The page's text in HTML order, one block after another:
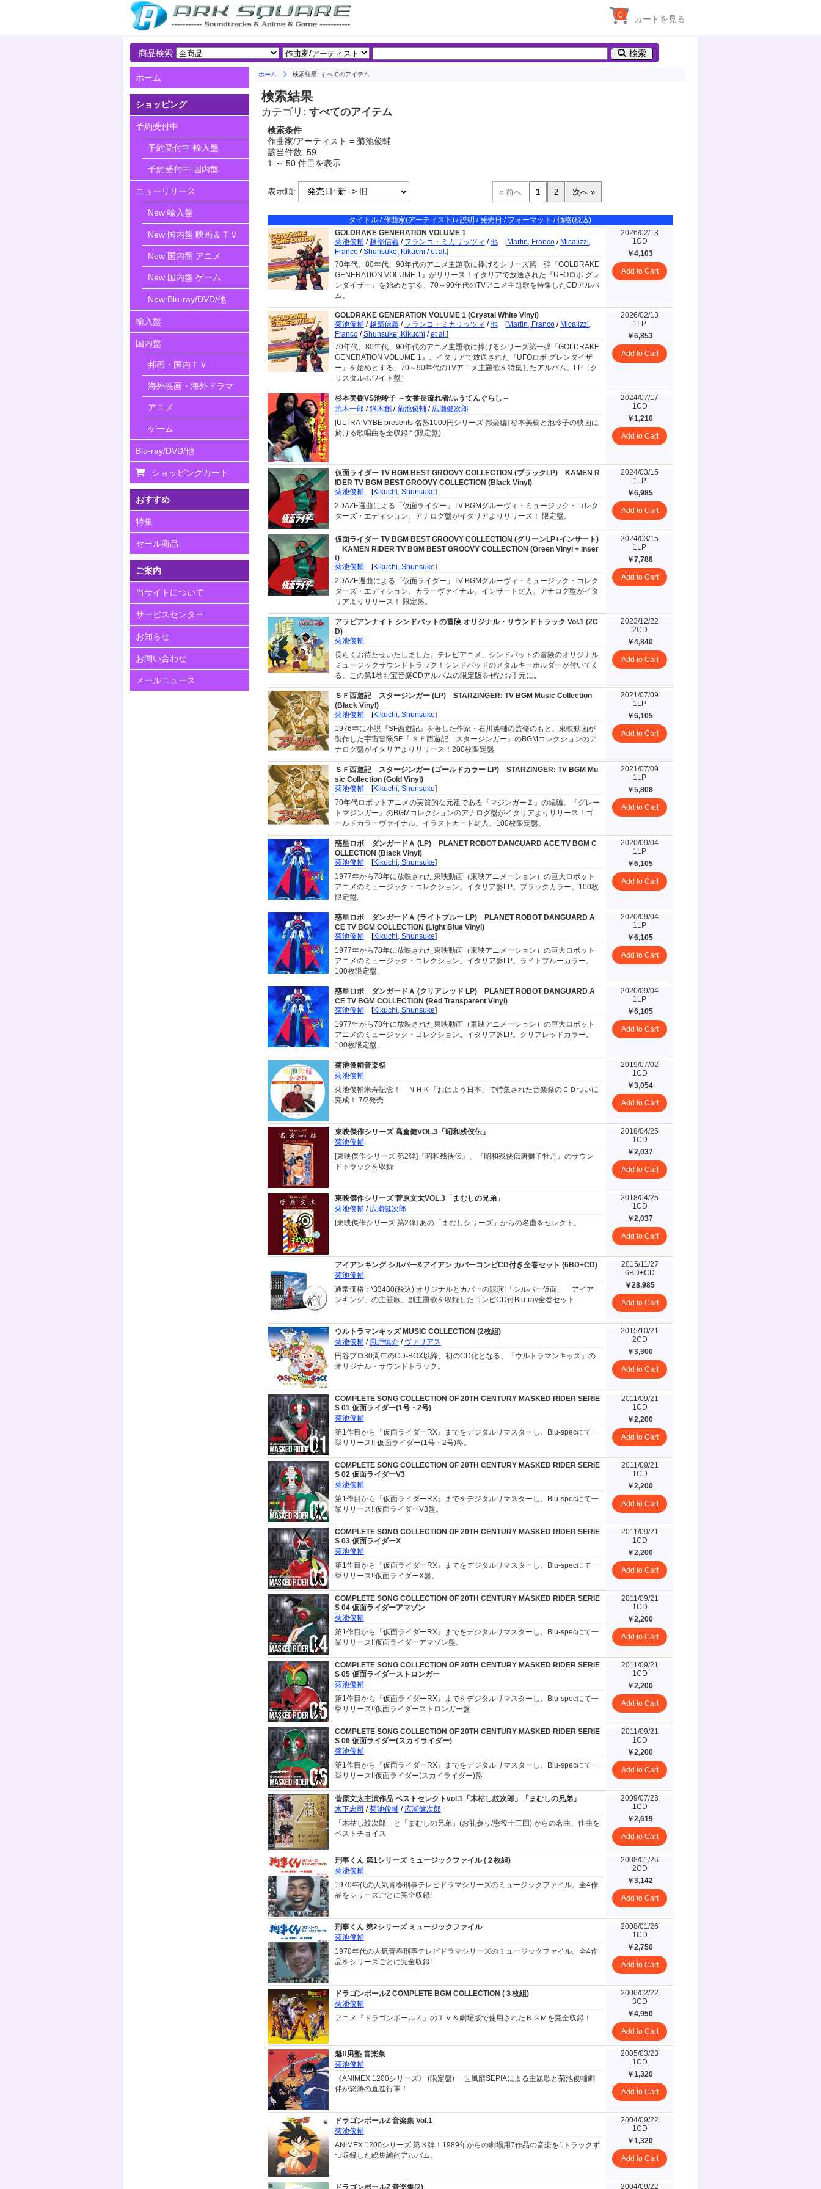
カートを見る
0
商品検索 検索
ホーム
ショッピング
予約受付中
予約受付中 輸入盤
予約受付中 国内盤
ニューリリース
New 輸入盤
New 国内盤 映画＆ＴＶ
New 国内盤 アニメ
New 国内盤 ゲーム
New Blu-ray/DVD/他
輸入盤
国内盤
邦画・国内ＴＶ
海外映画・海外ドラマ
アニメ
ゲーム
Blu-ray/DVD/他
ショッピングカート
おすすめ
特集
セール商品
ご案内
当サイトについて
サービスセンター
お知らせ
お問い合わせ
メールニュース
ホーム 検索結果: すべてのアイテム
検索結果
カテゴリ: すべてのアイテム
検索条件
作曲家/アーティスト = 菊池俊輔
該当件数: 59
1 ～ 50 件目を表示
表示順:
タイトル / 作曲家(アーティスト) / 説明 / 発売日 / フォーマット / 価格(税込)
GOLDRAKE GENERATION VOLUME 1
菊池俊輔/ 越部信義/ フランコ・ミカリッツィ /他[Martin, Franco/ Micalizzi,
Franco/Shunsuke, Kikuchi /et al.]
70年代、80年代、90年代のアニメ主題歌に捧げるシリーズ第一弾『GOLDRAKE
GENERATION VOLUME 1』がリリース！イタリアで放送された『UFOロボ グレ
ンダイザー』を始めとする、70～90年代のTVアニメ主題歌を特集したCDアルバ
ム。
2026/02/13
1CD
￥4,103
Add to Cart
GOLDRAKE GENERATION VOLUME 1 (Crystal White Vinyl)
菊池俊輔/ 越部信義/ フランコ・ミカリッツィ /他[Martin, Franco/ Micalizzi,
Franco/Shunsuke, Kikuchi /et al.]
70年代、80年代、90年代のアニメ主題歌に捧げるシリーズ第一弾『GOLDRAKE
GENERATION VOLUME 1』。イタリアで放送された『UFOロボ グレンダイザ
ー』を始めとする、70～90年代のTVアニメ主題歌を特集したアルバム。LP（ク
リスタルホワイト盤）
2026/02/13
1LP
￥6,853
Add to Cart
杉本美樹VS池玲子 ～女番長流れ者/ふうてんぐらし～
荒木一郎/鏑木創 /菊池俊輔/ 広瀬健次郎
[ULTRA-VYBE presents 名盤1000円シリーズ 邦楽編] 杉本美樹と池玲子の映画に
於ける歌唱曲を全収録!“ (限定盤)
2024/07/17
1CD
￥1,210
Add to Cart
仮面ライダー TV BGM BEST GROOVY COLLECTION (ブラックLP)
KAMEN R
IDER TV BGM BEST GROOVY COLLECTION (Black Vinyl)
菊池俊輔[Kikuchi, Shunsuke]
2DAZE選曲による「仮面ライダー」TV BGMグルーヴィ・ミュージック・コレク
ターズ・エディション。アナログ盤がイタリアよりリリース！ 限定盤。
2024/03/15
1LP
￥6,985
Add to Cart
仮面ライダー TV BGM BEST GROOVY COLLECTION (グリーンLP+インサート)
KAMEN RIDER TV BGM BEST GROOVY COLLECTION (Green Vinyl + inser
t)
菊池俊輔[Kikuchi, Shunsuke]
2DAZE選曲による「仮面ライダー」TV BGMグルーヴィ・ミュージック・コレク
ターズ・エディション。カラーヴァイナル。インサート封入。アナログ盤がイタ
リアよりリリース！ 限定盤。
2024/03/15
1LP
￥7,788
Add to Cart
アラビアンナイト シンドバットの冒険 オリジナル・サウンドトラック Vol.1 (2C
D)
菊池俊輔
長らくお待たせいたしました。テレビアニメ、シンドバットの冒険のオリジナル
ミュージックサウンドトラック！シンドバッドのメタルキーホルダーが付いてく
る、この第1巻お宝音楽CDアルバムの限定版をぜひお手元に。
2023/12/22
2CD
￥4,840
Add to Cart
ＳＦ西遊記 スタージンガー (LP)
STARZINGER: TV BGM Music Collection
(Black Vinyl)
菊池俊輔[Kikuchi, Shunsuke]
1976年に小説『SF西遊記』を著した作家・石川英輔の監修のもと、東映動画が
製作した宇宙冒険SF『 ＳＦ西遊記 スタージンガー』のBGMコレクションのア
ナログ盤がイタリアよりリリース！200枚限定盤
2021/07/09
1LP
￥6,105
Add to Cart
ＳＦ西遊記 スタージンガー (ゴールドカラー LP)
STARZINGER: TV BGM Mu
sic Collection (Gold Vinyl)
菊池俊輔[Kikuchi, Shunsuke]
70年代ロボットアニメの実質的な元祖である『マジンガーＺ』の続編、『グレー
トマジンガー』のBGMコレクションのアナログ盤がイタリアよりリリース！ゴ
ールドカラーヴァイナル。イラストカード封入。100枚限定盤。
2021/07/09
1LP
￥5,808
Add to Cart
惑星ロボ ダンガードＡ (LP)
PLANET ROBOT DANGUARD ACE TV BGM C
OLLECTION (Black Vinyl)
菊池俊輔[Kikuchi, Shunsuke]
1977年から78年に放映された東映動画（東映アニメーション）の巨大ロボット
アニメのミュージック・コレクション。イタリア盤LP。ブラックカラー。100枚
限定盤。
2020/09/04
1LP
￥6,105
Add to Cart
惑星ロボ ダンガードＡ (ライトブルー LP)
PLANET ROBOT DANGUARD A
CE TV BGM COLLECTION (Light Blue Vinyl)
菊池俊輔[Kikuchi, Shunsuke]
1977年から78年に放映された東映動画（東映アニメーション）の巨大ロボット
アニメのミュージック・コレクション。イタリア盤LP。ライトブルーカラー。
100枚限定盤。
2020/09/04
1LP
￥6,105
Add to Cart
惑星ロボ ダンガードＡ (クリアレッド LP)
PLANET ROBOT DANGUARD A
CE TV BGM COLLECTION (Red Transparent Vinyl)
菊池俊輔[Kikuchi, Shunsuke]
1977年から78年に放映された東映動画（東映アニメーション）の巨大ロボット
アニメのミュージック・コレクション。イタリア盤LP。クリアレッドカラー。
100枚限定盤。
2020/09/04
1LP
￥6,105
Add to Cart
菊池俊輔音楽祭
菊池俊輔
菊池俊輔米寿記念！ ＮＨＫ「おはよう日本」で特集された音楽祭のＣＤついに
完成！ 7/2発売
2019/07/02
1CD
￥3,054
Add to Cart
東映傑作シリーズ 高倉健VOL.3「昭和残侠伝」
菊池俊輔
[東映傑作シリーズ 第2弾]『昭和残侠伝』、『昭和残侠伝唐獅子牡丹』のサウン
ドトラックを収録
2018/04/25
1CD
￥2,037
Add to Cart
東映傑作シリーズ 菅原文太VOL.3「まむしの兄弟」
菊池俊輔/ 広瀬健次郎
[東映傑作シリーズ 第2弾] あの「まむしシリーズ」からの名曲をセレクト。
2018/04/25
1CD
￥2,037
Add to Cart
アイアンキング シルバー&アイアン カバーコンピCD付き全巻セット (6BD+CD)
菊池俊輔
通常価格：\33480(税込) オリジナルとカバーの競演!「シルバー仮面」「アイア
ンキング」の主題歌、副主題歌を収録したコンピCD付Blu-ray全巻セット
2015/11/27
6BD+CD
￥28,985
Add to Cart
ウルトラマンキッズ MUSIC COLLECTION (2枚組)
菊池俊輔/ 風戸慎介/ ヴァリアス
円谷プロ30周年のCD-BOX以降、初のCD化となる、『ウルトラマンキッズ』の
オリジナル・サウンドトラック。
2015/10/21
2CD
￥3,300
Add to Cart
COMPLETE SONG COLLECTION OF 20TH CENTURY MASKED RIDER SERIE
S 01 仮面ライダー(1号・2号)
菊池俊輔
第1作目から『仮面ライダーRX』までをデジタルリマスターし、Blu-specにて一
挙リリース!! 仮面ライダー(1号・2号)盤。
2011/09/21
1CD
￥2,200
Add to Cart
COMPLETE SONG COLLECTION OF 20TH CENTURY MASKED RIDER SERIE
S 02 仮面ライダーV3
菊池俊輔
第1作目から『仮面ライダーRX』までをデジタルリマスターし、Blu-specにて一
挙リリース!!仮面ライダーV3盤。
2011/09/21
1CD
￥2,200
Add to Cart
COMPLETE SONG COLLECTION OF 20TH CENTURY MASKED RIDER SERIE
S 03 仮面ライダーX
菊池俊輔
第1作目から『仮面ライダーRX』までをデジタルリマスターし、Blu-specにて一
挙リリース!!仮面ライダーX盤。
2011/09/21
1CD
￥2,200
Add to Cart
COMPLETE SONG COLLECTION OF 20TH CENTURY MASKED RIDER SERIE
S 04 仮面ライダーアマゾン
菊池俊輔
第1作目から『仮面ライダーRX』までをデジタルリマスターし、Blu-specにて一
挙リリース!!仮面ライダーアマゾン盤。
2011/09/21
1CD
￥2,200
Add to Cart
COMPLETE SONG COLLECTION OF 20TH CENTURY MASKED RIDER SERIE
S 05 仮面ライダーストロンガー
菊池俊輔
第1作目から『仮面ライダーRX』までをデジタルリマスターし、Blu-specにて一
挙リリース!!仮面ライダーストロンガー盤
2011/09/21
1CD
￥2,200
Add to Cart
COMPLETE SONG COLLECTION OF 20TH CENTURY MASKED RIDER SERIE
S 06 仮面ライダー(スカイライダー)
菊池俊輔
第1作目から『仮面ライダーRX』までをデジタルリマスターし、Blu-specにて一
挙リリース!!仮面ライダー(スカイライダー)盤
2011/09/21
1CD
￥2,200
Add to Cart
菅原文太主演作品 ベストセレクトvol.1「木枯し紋次郎」「まむしの兄弟」
木下忠司 /菊池俊輔/ 広瀬健次郎
「木枯し紋次郎」と「まむしの兄弟」(お礼参り/懲役十三回) からの名曲、佳曲を
ベストチョイス
2009/07/23
1CD
￥2,619
Add to Cart
刑事くん 第1シリーズ ミュージックファイル (２枚組)
菊池俊輔
1970年代の人気青春刑事テレビドラマシリーズのミュージックファイル。全4作
品をシリーズごとに完全収録!
2008/01/26
2CD
￥3,142
Add to Cart
刑事くん 第2シリーズ ミュージックファイル
菊池俊輔
1970年代の人気青春刑事テレビドラマシリーズのミュージックファイル。全4作
品をシリーズごとに完全収録!
2008/01/26
1CD
￥2,750
Add to Cart
ドラゴンボールZ COMPLETE BGM COLLECTION (３枚組)
菊池俊輔
アニメ『ドラゴンボールＺ』のＴＶ＆劇場版で使用されたＢＧＭを完全収録！
2006/02/22
3CD
￥4,950
Add to Cart
魁!!男塾 音楽集
菊池俊輔
《ANIMEX 1200シリーズ》 (限定盤) 一世風靡SEPIAによる主題歌と菊池俊輔劇
伴が怒涛の直進行軍！
2005/03/23
1CD
￥1,320
Add to Cart
ドラゴンボールZ 音楽集 Vol.1
菊池俊輔
ANIMEX 1200シリーズ 第３弾！1989年からの劇場用7作品の音楽を1トラックず
つ収録した総集編的アルバム。
2004/09/22
1CD
￥1,320
Add to Cart
ドラゴンボールZ 音楽集(2) 2004/09/22